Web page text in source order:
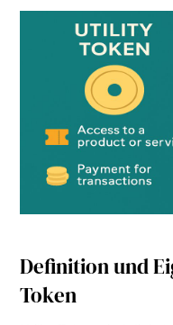
Definition und
Token